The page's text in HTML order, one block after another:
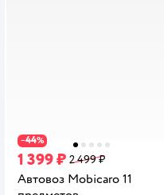
−44%
1 399 ₽ 2 499 ₽
Автовоз Mobicaro 11